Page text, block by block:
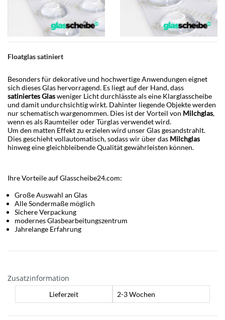
Floatglas satiniert
Besonders für dekorative und hochwertige Anwendungen eignet
sich dieses Glas hervorragend. Es liegt auf der Hand, dass
satiniertes Glasweniger Licht durchlässte als eine Klarglasscheibe
und damit undurchsichtig wirkt. Dahinter liegende Objekte werden
nur schematisch wargenommen. Dies ist der Vorteil von Milchglas,
wenn es als Raumteiler oder Türglas verwendet wird.
Um den matten Effekt zu erzielen wird unser Glas gesandstrahlt.
Dies geschieht vollautomatisch, sodass wir über das Milchglas
hinweg eine gleichbleibende Qualität gewährleisten können.
Ihre Vorteile auf Glasscheibe24.com:
Große Auswahl an Glas
Alle Sondermaße möglich
Sichere Verpackung
modernes Glasbearbeitungszentrum
Jahrelange Erfahrung
Zusatzinformation
Lieferzeit 2-3 Wochen